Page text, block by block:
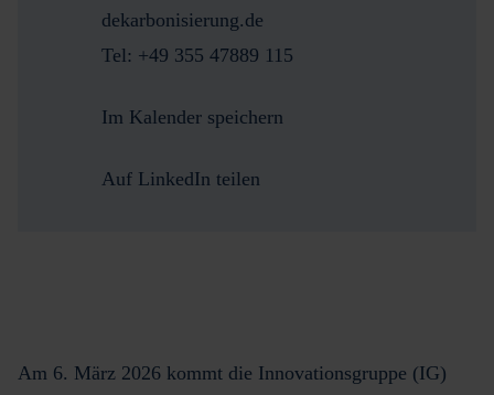
dekarbonisierung.de
Tel: +49 355 47889 115
Im Kalender speichern
Auf LinkedIn teilen
Am 6. März 2026 kommt die Innovationsgruppe (IG)